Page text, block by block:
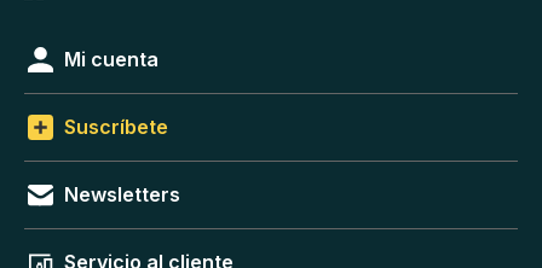
Mi cuenta
Suscríbete
Newsletters
Servicio al cliente